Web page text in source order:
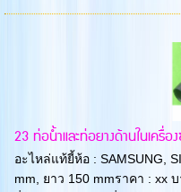
23 ท่อน้ำและท่อยางด้านในเครื่อ
อะไหล่แท้ยี้ห้อ : SAMSUNG,
mm, ยาว 150 mmราคา : xx